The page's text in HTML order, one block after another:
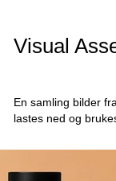
Visual
En samling bilder
lastes ned og